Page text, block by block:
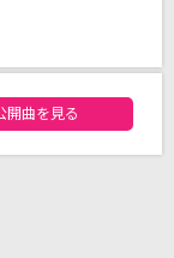
ング
開曲を見る